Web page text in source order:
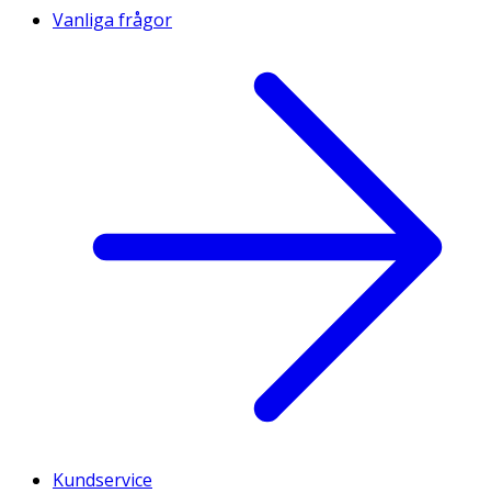
Vanliga frågor
Kundservice